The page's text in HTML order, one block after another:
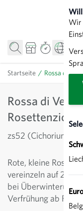
Wir
Startseite / Rossa di
Rossa di
zs52 (Cichorium
Rote, kleine
vereinzeln auf 25 x
bei Überwinterung
Verfrühung ab